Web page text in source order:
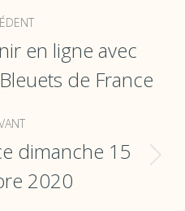
précédent
en ligne avec
de France
suivant
dimanche 15
2020